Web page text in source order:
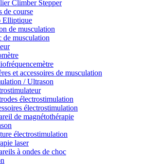
Climber Stepper
de course
Elliptique
de musculation
de musculation
et accessoires de musculation
/ Ultrason
électrostimulation
électrostimulation
de magnétothérapie
électrostimulation
laser
à ondes de choc